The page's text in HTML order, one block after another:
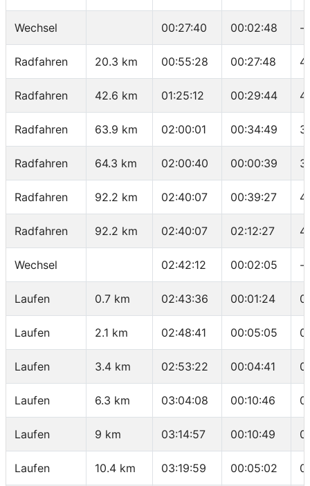
Wechsel 00:27:40 00:02:48 -
Radfahren 20.3 km 00:55:28 00:27:48
Radfahren 42.6 km 01:25:12 00:29:44
Radfahren 63.9 km 02:00:01 00:34:49
Radfahren 64.3 km 02:00:40 00:00:39
Radfahren 92.2 km 02:40:07 00:39:27
Radfahren 92.2 km 02:40:07 02:12:27
Wechsel 02:42:12 00:02:05 -
Laufen 0.7 km 02:43:36 00:01:24
Laufen 2.1 km 02:48:41 00:05:05
Laufen 3.4 km 02:53:22 00:04:41
Laufen 6.3 km 03:04:08 00:10:46
Laufen 9 km 03:14:57 00:10:49
Laufen 10.4 km 03:19:59 00:05:02